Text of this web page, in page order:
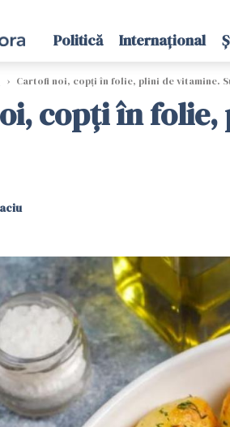
Politică Internațional
› Cartofi noi, copți în folie, plini de vitamine.
copți în